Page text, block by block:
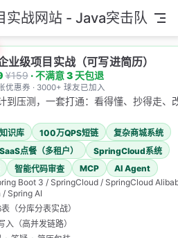
实战网站 - Java突击队
Java突
击队
业级项目实战（可写进简历）
¥159· 不满意 3 天包退
优惠券 · 3000+ 球友已加入
到压测，一套打通：看得懂、抄得走、
识库 100万QPS短链
复杂商城系统
SaaS点餐（多租户）
SpringCloud系统
智能代码审查 MCP
AI Agent
Boot 3 / SpringCloud / SpringCloud
Spring AI
（分库分表实战）
入（高并发链路）